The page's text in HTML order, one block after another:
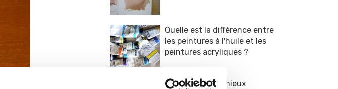
Quelle est la différence entre
les peintures à l'huile et les
peintures acryliques ?
9 conseils pour mieux